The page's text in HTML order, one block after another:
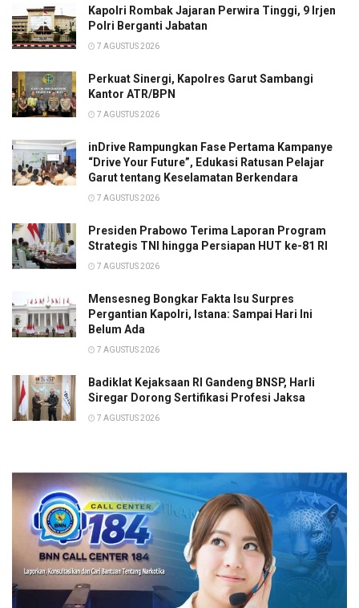
Kapolri Rombak Jajaran Perwira Tinggi, 9 Irjen
Polri Berganti Jabatan
7 AGUSTUS 2026
Perkuat Sinergi, Kapolres Garut Sambangi
Kantor ATR/BPN
7 AGUSTUS 2026
inDrive Rampungkan Fase Pertama Kampanye
“Drive Your Future”, Edukasi Ratusan Pelajar
Garut tentang Keselamatan Berkendara
7 AGUSTUS 2026
Presiden Prabowo Terima Laporan Program
Strategis TNI hingga Persiapan HUT ke-81 RI
7 AGUSTUS 2026
Mensesneg Bongkar Fakta Isu Surpres
Pergantian Kapolri, Istana: Sampai Hari Ini
Belum Ada
7 AGUSTUS 2026
Badiklat Kejaksaan RI Gandeng BNSP, Harli
Siregar Dorong Sertifikasi Profesi Jaksa
7 AGUSTUS 2026